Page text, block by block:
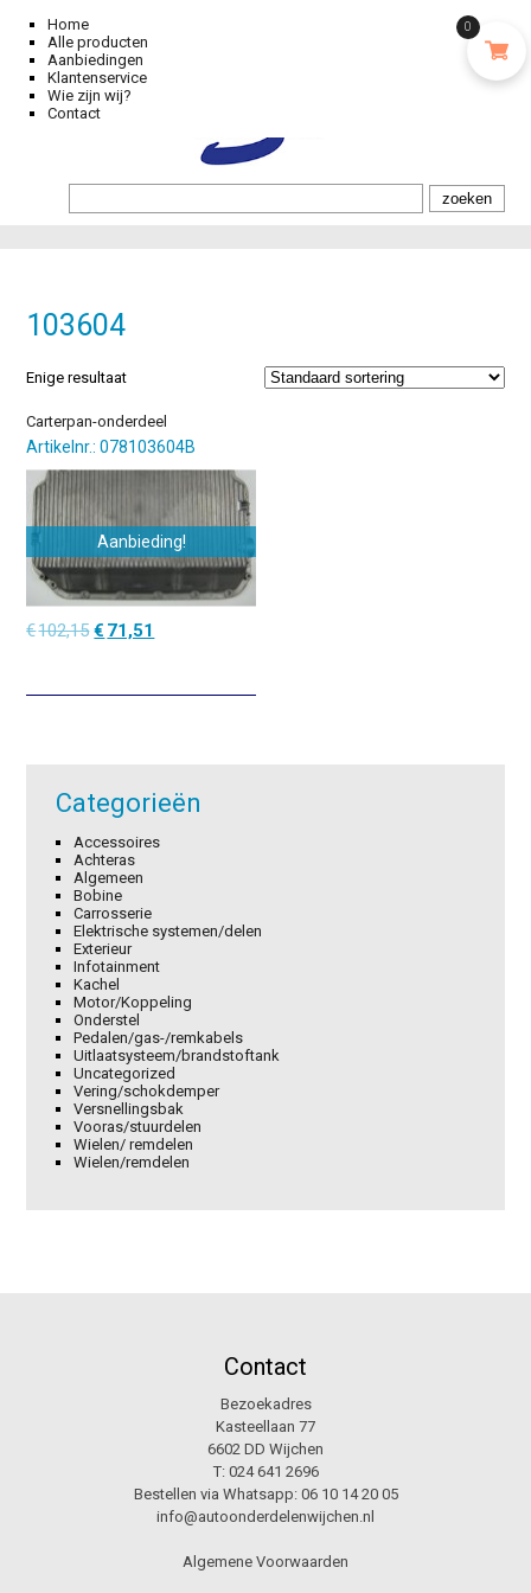
Home
Alle producten
Aanbiedingen
Klantenservice
Wie zijn wij?
Contact
103604
Enige resultaat
Carterpan-onderdeel
Artikelnr.: 078103604B
Aanbieding!
€102,15Oorspronkelijke
€102,15.
€ 71,51
€71,51.
Categorieën
Accessoires
Achteras
Algemeen
Bobine
Carrosserie
Elektrische systemen/delen
Exterieur
Infotainment
Kachel
Motor/Koppeling
Onderstel
Pedalen/gas-/remkabels
Uitlaatsysteem/brandstoftank
Uncategorized
Vering/schokdemper
Versnellingsbak
Vooras/stuurdelen
Wielen/ remdelen
Wielen/remdelen
Contact
Bezoekadres
Kasteellaan 77
6602 DD Wijchen
T: 024 641 2696
Bestellen via Whatsapp: 06 10 14 20 05
info@autoonderdelenwijchen.nl
Algemene Voorwaarden
0